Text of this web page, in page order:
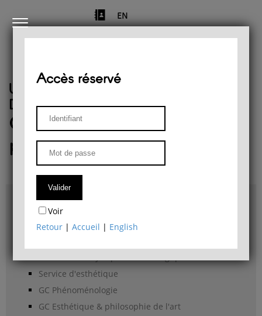
EN
Université de Liège
Département de philosophie
Centre de recherches
phénoménologiques
Accès & plans
Bibliothèque du Département de philosophie
Service d'esthétique
GC Phénoménologie
GC Esthétique & philosophie de l'art
Accès réservé
Voir
Retour |Accueil | English